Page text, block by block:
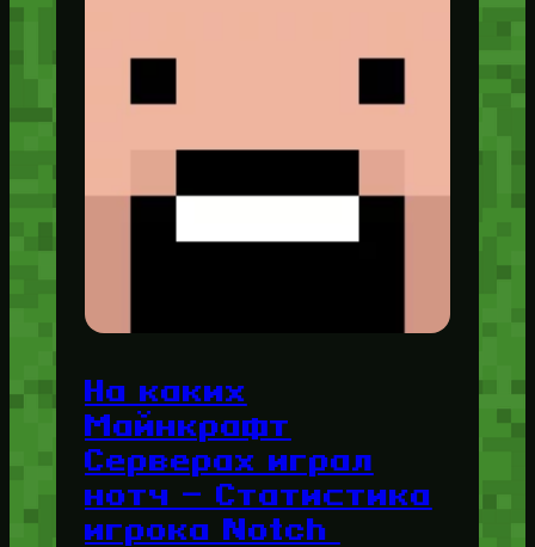
На каких
Майнкрафт
Серверах играл
нотч — Статистика
игрока Notch